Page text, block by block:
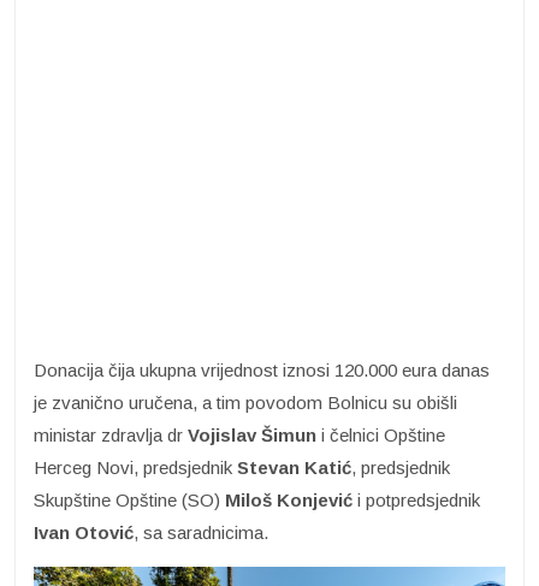
Donacija čija ukupna vrijednost iznosi 120.000 eura danas
je zvanično uručena, a tim povodom Bolnicu su obišli
ministar zdravlja dr Vojislav Šimun i čelnici Opštine
Herceg Novi, predsjednik Stevan Katić, predsjednik
Skupštine Opštine (SO) Miloš Konjević i potpredsjednik
Ivan Otović, sa saradnicima.